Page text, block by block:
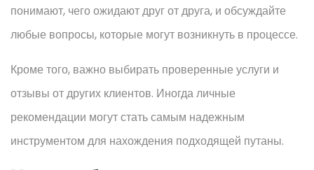
понимают, чего ожидают друг от друга, и обсуждайте
любые вопросы, которые могут возникнуть в процессе.
Кроме того, важно выбирать проверенные услуги и
отзывы от других клиентов. Иногда личные
рекомендации могут стать самым надежным
инструментом для нахождения подходящей путаны.